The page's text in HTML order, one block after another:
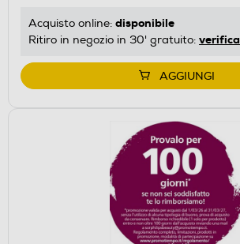
Acquisto online: disponibile
Ritiro in negozio in 30' gratuito: verifica
AGGIUNGI